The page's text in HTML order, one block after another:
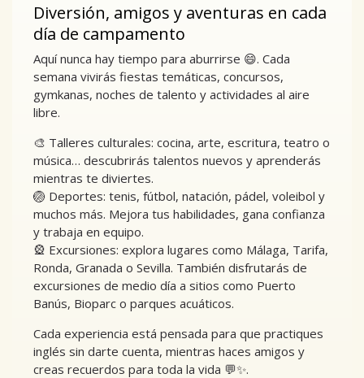
Diversión, amigos y aventuras en cada
día de campamento
Aquí nunca hay tiempo para aburrirse 😄. Cada
semana vivirás fiestas temáticas, concursos,
gymkanas, noches de talento y actividades al aire
libre.
🎨 Talleres culturales: cocina, arte, escritura, teatro o
música… descubrirás talentos nuevos y aprenderás
mientras te diviertes.
🏐 Deportes: tenis, fútbol, natación, pádel, voleibol y
muchos más. Mejora tus habilidades, gana confianza
y trabaja en equipo.
🎡 Excursiones: explora lugares como Málaga, Tarifa,
Ronda, Granada o Sevilla. También disfrutarás de
excursiones de medio día a sitios como Puerto
Banús, Bioparc o parques acuáticos.
Cada experiencia está pensada para que practiques
inglés sin darte cuenta, mientras haces amigos y
creas recuerdos para toda la vida 💬✨.